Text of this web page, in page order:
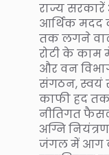
राज्य
आर्थिक मदद
तक लगने
रोटी के
और वन
संगठन, स्वयं
काफी हद तक
नीतिगत
अग्नि
जंगल में आग